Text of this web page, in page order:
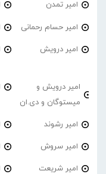
امیر تمدن
امیر حسام رحمانی
امیر درویش
امیر درویش و
میستوگان و دی.ان
امیر رشوند
امیر سروش
امیر شریعت